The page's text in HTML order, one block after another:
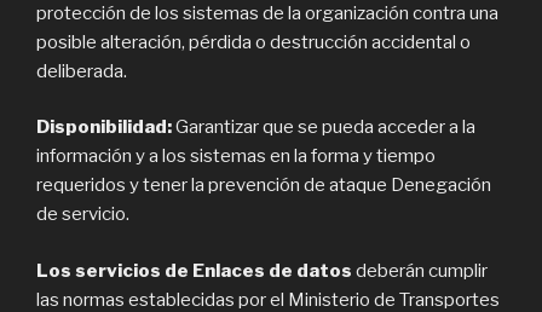
protección de los sistemas de la organización contra una
posible alteración, pérdida o destrucción accidental o
deliberada.
Disponibilidad:Garantizar que se pueda acceder a la
información y a los sistemas en la forma y tiempo
requeridos y tener la prevención de ataque Denegación
de servicio.
Los servicios de Enlaces de datos deberán cumplir
las normas establecidas por el Ministerio de Transportes